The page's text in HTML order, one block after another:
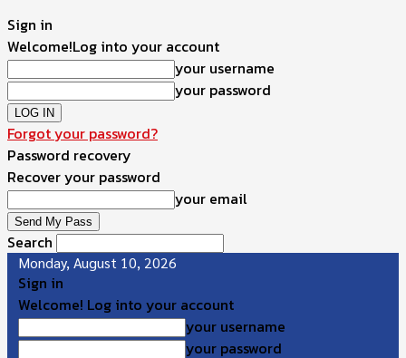
Sign in
Welcome!Log into your account
your username
your password
Forgot your password?
Password recovery
Recover your password
your email
Search
Monday, August 10, 2026
Sign in
Welcome! Log into your account
your username
your password